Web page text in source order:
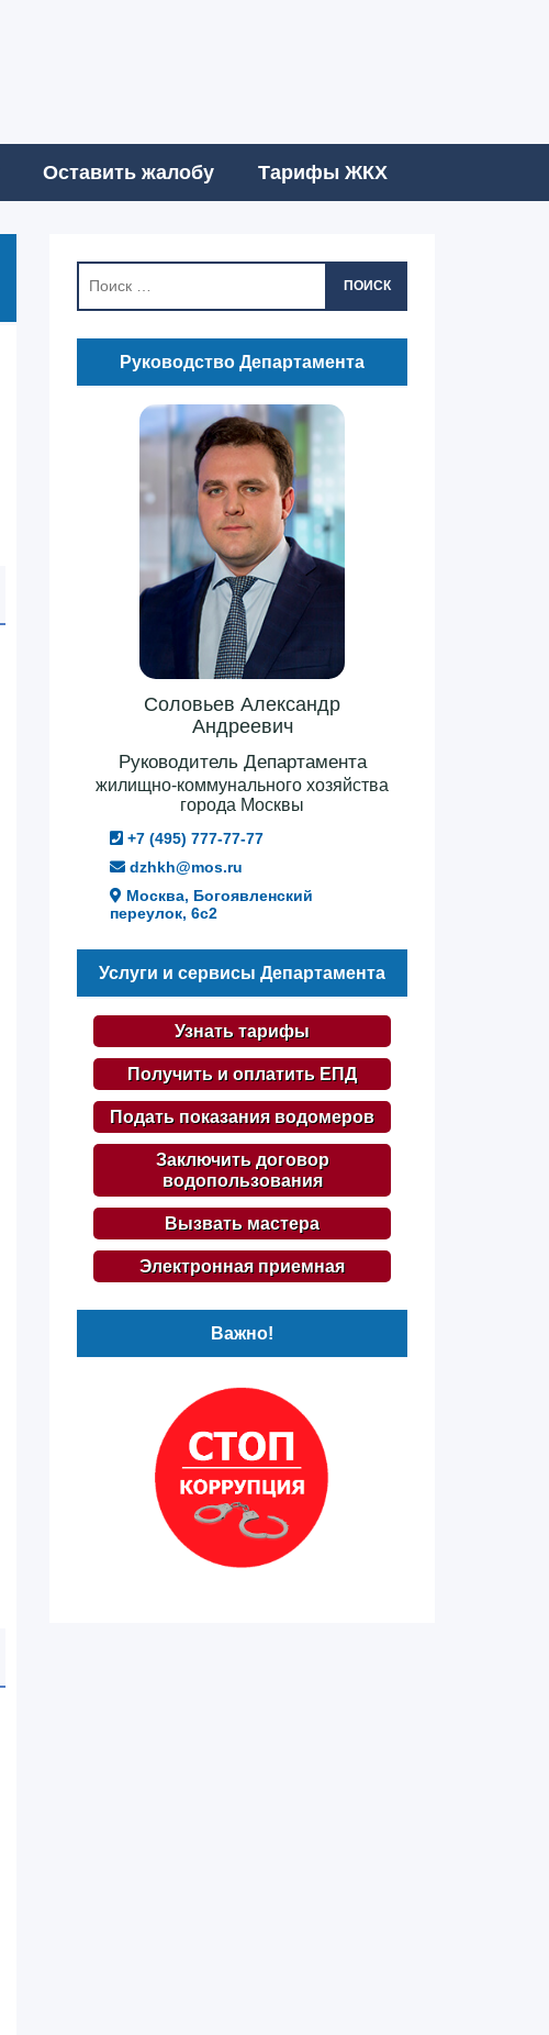
Оставить жалобу Тарифы ЖКХ
ПОИСК
Руководство Департамента
Соловьев Александр
Андреевич
Руководитель Департамента
жилищно-коммунального хозяйства
города Москвы
+7 (495) 777-77-77
dzhkh@mos.ru
Москва, Богоявленский
переулок, 6с2
Услуги и сервисы Департамента
Узнать тарифы
Получить и оплатить ЕПД
Подать показания водомеров
Заключить договор
водопользования
Вызвать мастера
Электронная приемная
Важно!